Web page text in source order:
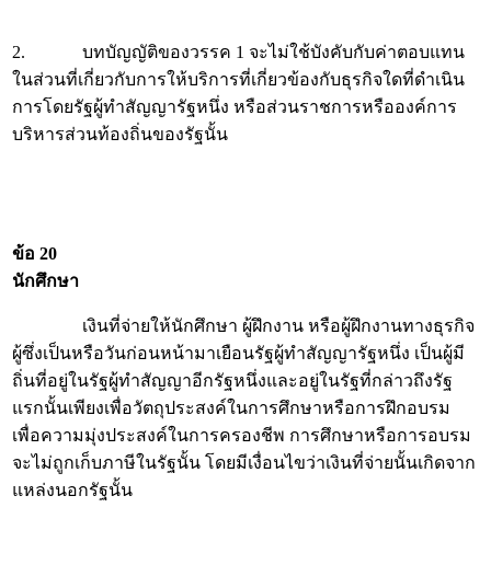
2. บทบัญญัติของวรรค 1 จะไม่ใช้บังคับกับค่าตอบแทน
ในส่วนที่เกี่ยวกับการให้บริการที่เกี่ยวข้องกับธุรกิจใดที่ดำเนิน
การโดยรัฐผู้ทำสัญญารัฐหนึ่ง หรือส่วนราชการหรือองค์การ
บริหารส่วนท้องถิ่นของรัฐนั้น
ข้อ 20
นักศึกษา
เงินที่จ่ายให้นักศึกษา ผู้ฝึกงาน หรือผู้ฝึกงานทางธุรกิจ
ผู้ซึ่งเป็นหรือวันก่อนหน้ามาเยือนรัฐผู้ทำสัญญารัฐหนึ่ง เป็นผู้มี
ถิ่นที่อยู่ในรัฐผู้ทำสัญญาอีกรัฐหนึ่งและอยู่ในรัฐที่กล่าวถึงรัฐ
แรกนั้นเพียงเพื่อวัตถุประสงค์ในการศึกษาหรือการฝึกอบรม
เพื่อความมุ่งประสงค์ในการครองชีพ การศึกษาหรือการอบรม
จะไม่ถูกเก็บภาษีในรัฐนั้น โดยมีเงื่อนไขว่าเงินที่จ่ายนั้นเกิดจาก
แหล่งนอกรัฐนั้น